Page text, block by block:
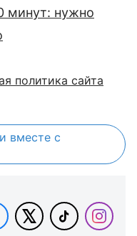
минут: нужно
политика сайта
вместе с